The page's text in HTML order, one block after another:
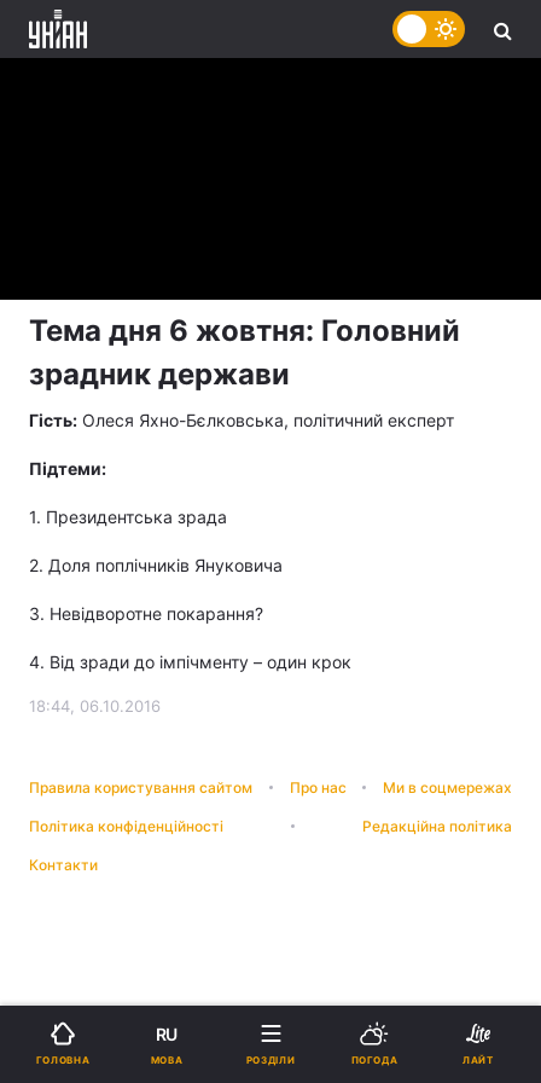
Тема дня 6 жовтня: Головний
зрадник держави
Гість: Олеся Яхно-Бєлковська, політичний експерт
Підтеми:
1. Президентська зрада
2. Доля поплічників Януковича
3. Невідворотне покарання?
4. Від зради до імпічменту – один крок
18:44, 06.10.2016
Правила користування сайтом Про нас Ми в соцмережах
Політика конфіденційності Редакційна політика
Контакти
ГОЛОВНА
RU
МОВА РОЗДІЛИ ПОГОДА ЛАЙТ